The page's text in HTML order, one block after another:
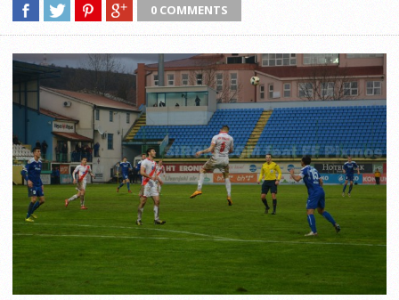
0 COMMENTS